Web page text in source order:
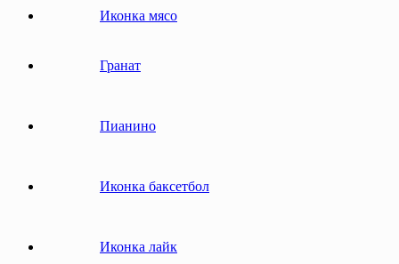
Иконка мясо
Гранат
Пианино
Иконка баксетбол
Иконка лайк